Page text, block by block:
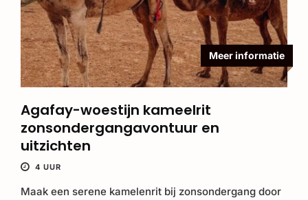
Meer informatie
Agafay-woestijn kameelrit
zonsondergangavontuur en
uitzichten
4 UUR
Maak een serene kamelenrit bij zonsondergang door